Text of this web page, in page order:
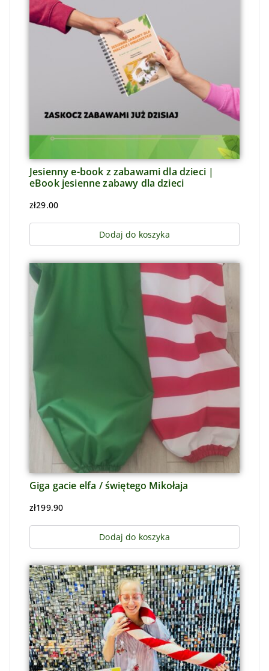
Jesienny e-book z zabawami dla dzieci |
eBook jesienne zabawy dla dzieci
zł29.00
Dodaj do koszyka
Giga gacie elfa / świętego Mikołaja
zł199.90
Dodaj do koszyka